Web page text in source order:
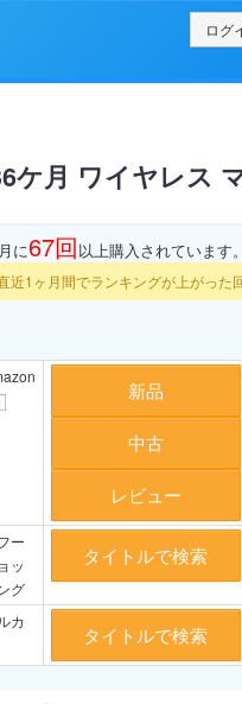
ログ
ケ月 ワイヤレス
に67回以上購入されています。
近1ヶ月間でランキングが上がった
新品
中古
レビュー
ー
ッ
グ
タイトルで検索
カ
タイトルで検索